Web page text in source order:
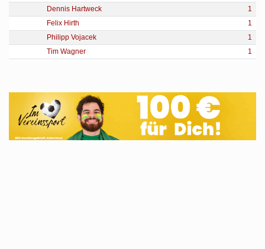
Dennis Hartweck
1
Felix Hirth
1
Philipp Vojacek
1
Tim Wagner
1